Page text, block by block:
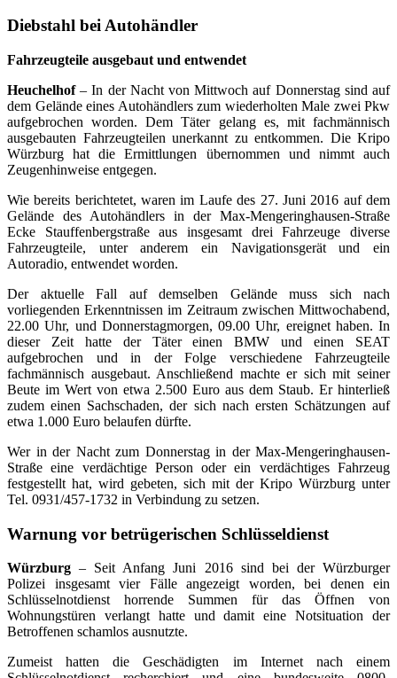
Diebstahl bei Autohändler
Fahrzeugteile ausgebaut und entwendet
Heuchelhof– In der Nacht von Mittwoch auf Donnerstag sind auf
dem Gelände eines Autohändlers zum wiederholten Male zwei Pkw
aufgebrochen worden. Dem Täter gelang es, mit fachmännisch
ausgebauten Fahrzeugteilen unerkannt zu entkommen. Die Kripo
Würzburg hat die Ermittlungen übernommen und nimmt auch
Zeugenhinweise entgegen.
Wie bereits berichtetet, waren im Laufe des 27. Juni 2016 auf dem
Gelände des Autohändlers in der Max-Mengeringhausen-Straße
Ecke Stauffenbergstraße aus insgesamt drei Fahrzeuge diverse
Fahrzeugteile, unter anderem ein Navigationsgerät und ein
Autoradio, entwendet worden.
Der aktuelle Fall auf demselben Gelände muss sich nach
vorliegenden Erkenntnissen im Zeitraum zwischen Mittwochabend,
22.00 Uhr, und Donnerstagmorgen, 09.00 Uhr, ereignet haben. In
dieser Zeit hatte der Täter einen BMW und einen SEAT
aufgebrochen und in der Folge verschiedene Fahrzeugteile
fachmännisch ausgebaut. Anschließend machte er sich mit seiner
Beute im Wert von etwa 2.500 Euro aus dem Staub. Er hinterließ
zudem einen Sachschaden, der sich nach ersten Schätzungen auf
etwa 1.000 Euro belaufen dürfte.
Wer in der Nacht zum Donnerstag in der Max-Mengeringhausen-
Straße eine verdächtige Person oder ein verdächtiges Fahrzeug
festgestellt hat, wird gebeten, sich mit der Kripo Würzburg unter
Tel. 0931/457-1732 in Verbindung zu setzen.
Warnung vor betrügerischen Schlüsseldienst
Würzburg – Seit Anfang Juni 2016 sind bei der Würzburger
Polizei insgesamt vier Fälle angezeigt worden, bei denen ein
Schlüsselnotdienst horrende Summen für das Öffnen von
Wohnungstüren verlangt hatte und damit eine Notsituation der
Betroffenen schamlos ausnutzte.
Zumeist hatten die Geschädigten im Internet nach einem